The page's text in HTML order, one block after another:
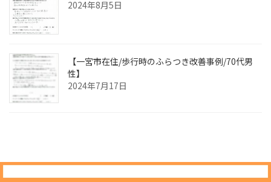
2024年8月5日
【一宮市在住/歩行時のふらつき改善事例/70代男
性】
2024年7月17日